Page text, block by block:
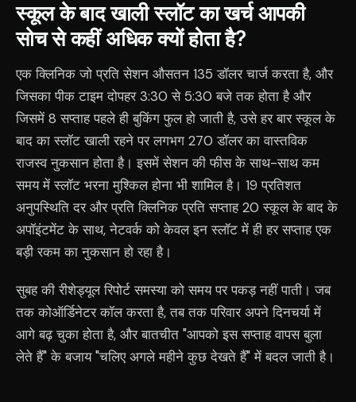
स्कूल के बाद खाली स्लॉट का खर्च आपकी
सोच से कहीं अधिक क्यों होता है?
एक क्लिनिक जो प्रति सेशन औसतन 135 डॉलर चार्ज करता है, और
जिसका पीक टाइम दोपहर 3:30 से 5:30 बजे तक होता है और
जिसमें 8 सप्ताह पहले ही बुकिंग फुल हो जाती है, उसे हर बार स्कूल के
बाद का स्लॉट खाली रहने पर लगभग 270 डॉलर का वास्तविक
राजस्व नुकसान होता है। इसमें सेशन की फीस के साथ-साथ कम
समय में स्लॉट भरना मुश्किल होना भी शामिल है। 19 प्रतिशत
अनुपस्थिति दर और प्रति क्लिनिक प्रति सप्ताह 20 स्कूल के बाद के
अपॉइंटमेंट के साथ, नेटवर्क को केवल इन स्लॉट में ही हर सप्ताह एक
बड़ी रकम का नुकसान हो रहा है।
सुबह की रीशेड्यूल रिपोर्ट समस्या को समय पर पकड़ नहीं पाती। जब
तक कोऑर्डिनेटर कॉल करता है, तब तक परिवार अपने दिनचर्या में
आगे बढ़ चुका होता है, और बातचीत "आपको इस सप्ताह वापस बुला
लेते हैं" के बजाय "चलिए अगले महीने कुछ देखते हैं" में बदल जाती है।